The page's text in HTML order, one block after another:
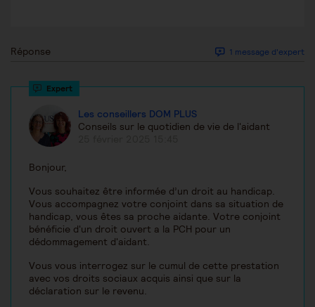
Réponse 1 message d'expert
Les conseillers DOM PLUS
Conseils sur le quotidien de vie de l'aidant
Bonjour,
Vous souhaitez être informée d’un droit au handicap.
Vous accompagnez votre conjoint dans sa situation de
handicap, vous êtes sa proche aidante. Votre conjoint
bénéficie d'un droit ouvert a la PCH pour un
dédommagement d'aidant.
Vous vous interrogez sur le cumul de cette prestation
avec vos droits sociaux acquis ainsi que sur la
déclaration sur le revenu.